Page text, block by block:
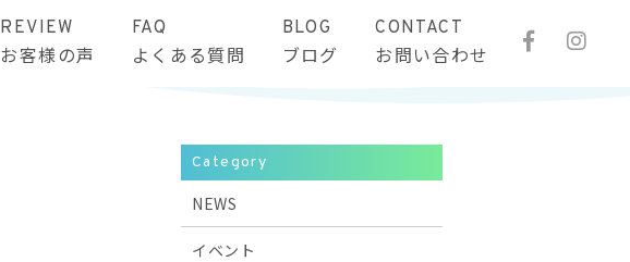
REVIEW
お客様の声
FAQ
よくある質問
BLOG
ブログ
CONTACT
お問い合わせ
Category
NEWS
イベント